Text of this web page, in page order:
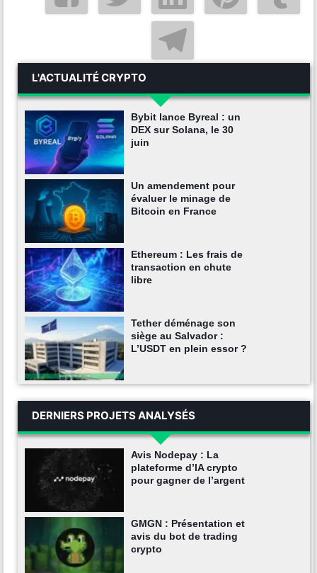
L'ACTUALITÉ CRYPTO
Bybit lance Byreal : un
DEX sur Solana, le 30
juin
Un amendement pour
évaluer le minage de
Bitcoin en France
Ethereum : Les frais de
transaction en chute
libre
Tether déménage son
siège au Salvador :
L’USDT en plein essor ?
DERNIERS PROJETS ANALYSÉS
Avis Nodepay : La
plateforme d’IA crypto
pour gagner de l’argent
GMGN : Présentation et
avis du bot de trading
crypto